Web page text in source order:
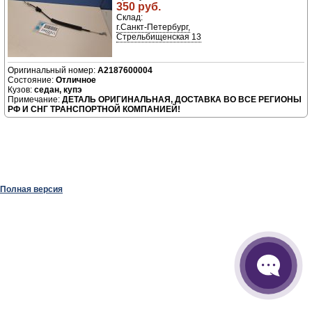
350 руб.
Склад:
г.Санкт-Петербург,
Стрельбищенская 13
A2187600004
Отличное
седан, купэ
ДЕТАЛЬ ОРИГИНАЛЬНАЯ, ДОСТАВКА ВО ВСЕ РЕГИОНЫ
РФ И СНГ ТРАНСПОРТНОЙ КОМПАНИЕЙ!
Полная версия